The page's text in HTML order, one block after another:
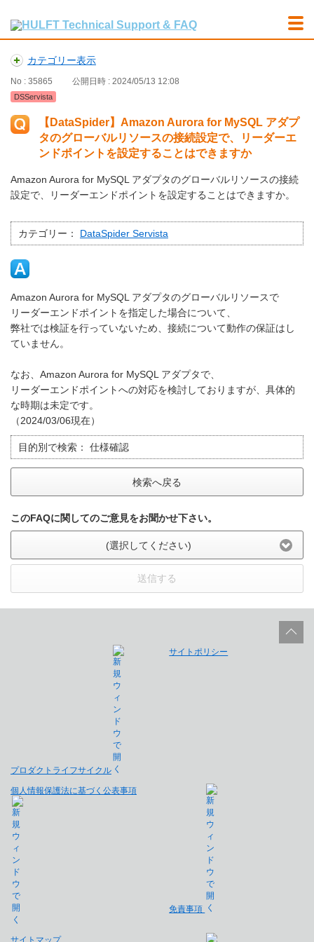
カテゴリー表示
No : 35865 公開日時 : 2024/05/13 12:08
DSServista
【DataSpider】Amazon Aurora for MySQL アダプ
タのグローバルリソースの接続設定で、リーダーエ
ンドポイントを設定することはできますか
Amazon Aurora for MySQL アダプタのグローバルリソースの接続
設定で、リーダーエンドポイントを設定することはできますか。
カテゴリー： DataSpider Servista
Amazon Aurora for MySQL アダプタのグローバルリソースで
リーダーエンドポイントを指定した場合について、
弊社では検証を行っていないため、接続について動作の保証はし
ていません。
なお、Amazon Aurora for MySQL アダプタで、
リーダーエンドポイントへの対応を検討しておりますが、具体的
な時期は未定です。
（2024/03/06現在）
目的別で検索： 仕様確認
検索へ戻る
このFAQに関してのご意見をお聞かせ下さい。
(選択してください)
送信する
プロダクトライフサイクル
サイトポリシー
個人情報保護法に基づく公表事項
免責事項
サイトマップ